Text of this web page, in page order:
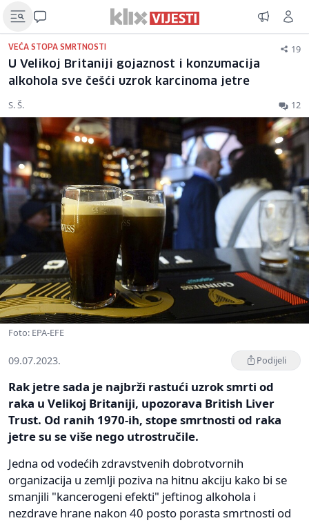
VEĆA STOPA SMRTNOSTI 19
U Velikoj Britaniji gojaznost i konzumacija
alkohola sve češći uzrok karcinoma jetre
S. Š. 12
Foto: EPA-EFE
09.07.2023. Podijeli
Rak jetre sada je najbrži rastući uzrok smrti od
raka u Velikoj Britaniji, upozorava British Liver
Trust. Od ranih 1970-ih, stope smrtnosti od raka
jetre su se više nego utrostručile.
Jedna od vodećih zdravstvenih dobrotvornih
organizacija u zemlji poziva na hitnu akciju kako bi se
smanjili "kancerogeni efekti" jeftinog alkohola i
nezdrave hrane nakon 40 posto porasta smrtnosti od